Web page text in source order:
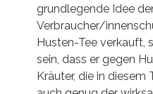
grundlegende Idee
Verbraucher/
Husten-Tee verkauft,
sein, dass er gegen
Kräuter, die in